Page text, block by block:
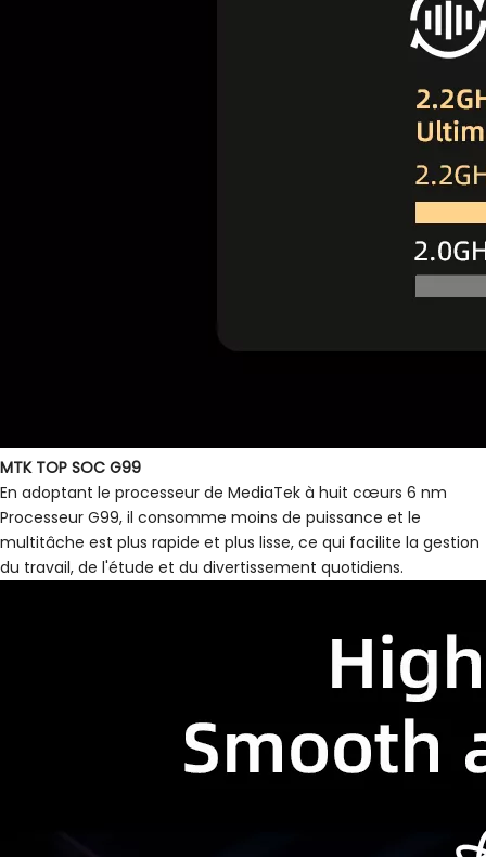
MTK TOP SOC G99
En adoptant le processeur de MediaTek à huit cœurs 6 nm
Processeur G99, il consomme moins de puissance et le
multitâche est plus rapide et plus lisse, ce qui facilite la gestion
du travail, de l'étude et du divertissement quotidiens.